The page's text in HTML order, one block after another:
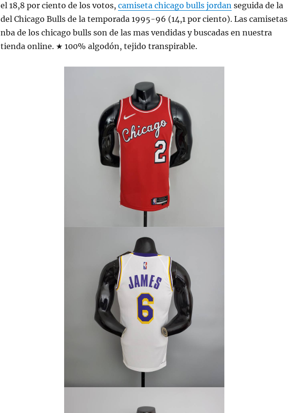
el 18,8 por ciento de los votos, camiseta chicago bulls jordanseguida de la
del Chicago Bulls de la temporada 1995-96 (14,1 por ciento). Las camisetas
nba de los chicago bulls son de las mas vendidas y buscadas en nuestra
tienda online. ★ 100% algodón, tejido transpirable.